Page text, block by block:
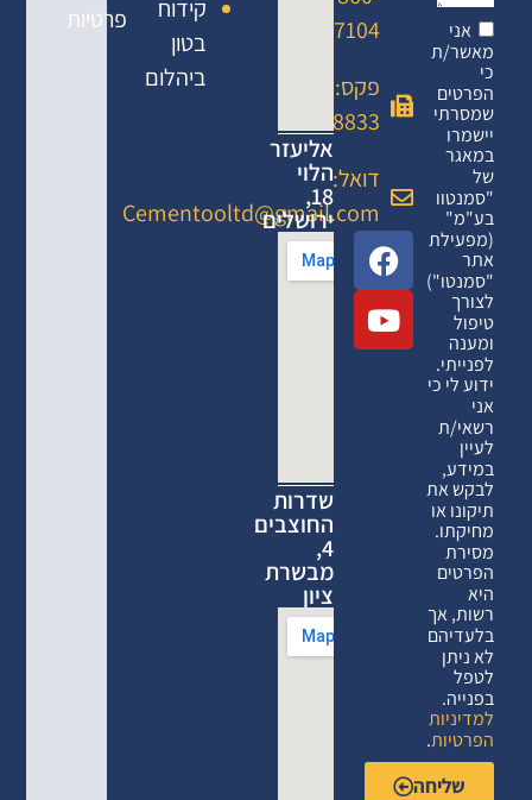
אני
מאשר/ת
כי
הפרטים
שמסרתי
יישמרו
במאגר
של
"סמנטוו
בע"מ"
(מפעילת
אתר
"סמנטו")
לצורך
טיפול
ומענה
לפנייתי.
ידוע לי כי
אני
רשאי/ת
לעיין
במידע,
לבקש את
תיקונו או
מחיקתו.
מסירת
הפרטים
היא
רשות, אך
בלעדיהם
לא ניתן
לטפל
בפנייה.
למדיניות
הפרטיות.
שליחה
7104
6458833
דואל:
Cementooltd@gmail.com
אליעזר
הלוי
18,
ירושלים
שדרות
החוצבים
4,
מבשרת
ציון
קידוח
בטון
ביהלום
פרטיות